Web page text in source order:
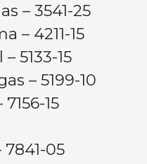
– 3541-25
– 4211-15
5133-15
– 5199-10
15
05